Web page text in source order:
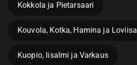
Kokkola ja Pietarsaari
Kouvola, Kotka, Hamina ja Loviisa
Kuopio, Iisalmi ja Varkaus